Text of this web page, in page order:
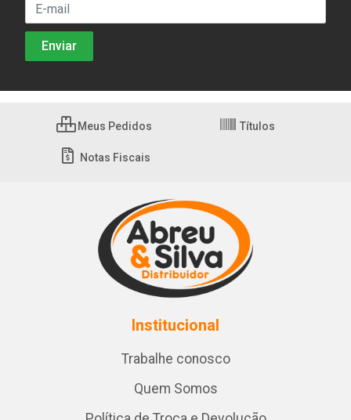
Meus Pedidos Títulos
Notas Fiscais
Institucional
Trabalhe conosco
Quem Somos